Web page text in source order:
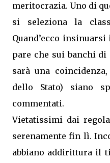
meritocrazia. Uno di
si seleziona la
Quand’ecco
pare che sui banchi
sarà una
dello Stato) siano
commentati.
Vietatissimi dai
serenamente fin lì.
abbiano addirittura il